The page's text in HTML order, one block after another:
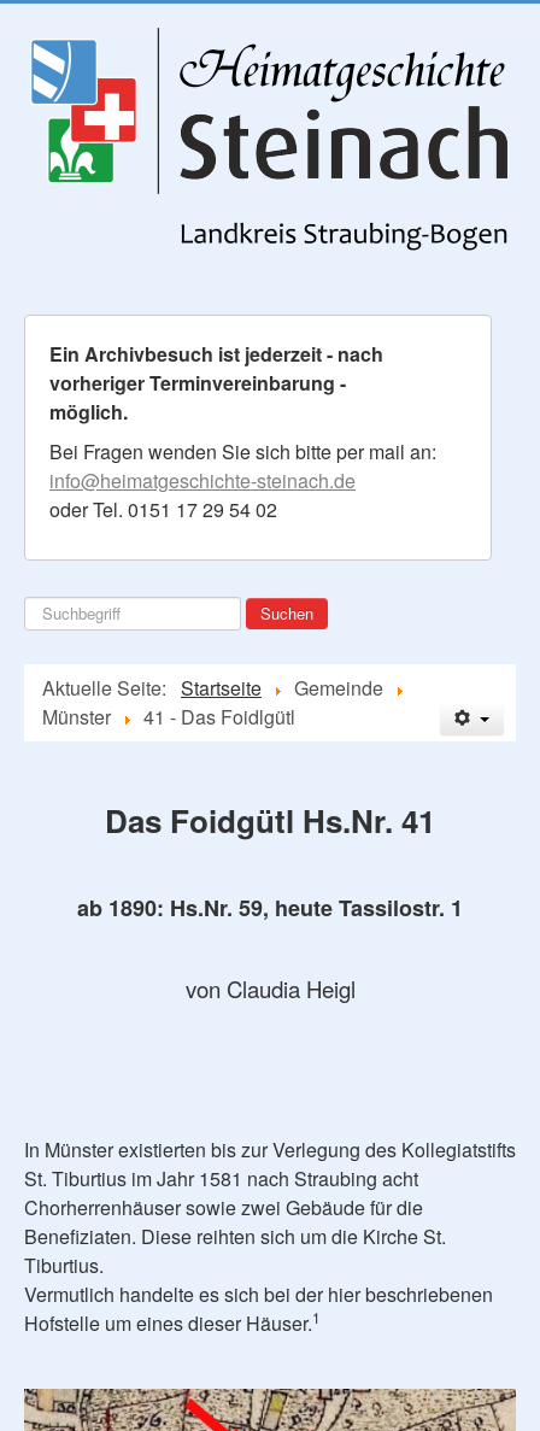
Ein Archivbesuch ist jederzeit - nach
vorheriger Terminvereinbarung -
möglich.
Bei Fragen wenden Sie sich bitte per mail an:
info@heimatgeschichte-steinach.de
oder Tel. 0151 17 29 54 02
Suchen
...
Suchen
Aktuelle Seite: Startseite
Gemeinde
Münster
41 - Das Foidlgütl
Das Foidgütl Hs.Nr. 41
ab 1890: Hs.Nr. 59, heute Tassilostr. 1
von Claudia Heigl
In Münster existierten bis zur Verlegung des Kollegiatstifts
St. Tiburtius im Jahr 1581 nach Straubing acht
Chorherrenhäuser sowie zwei Gebäude für die
Benefiziaten. Diese reihten sich um die Kirche St.
Tiburtius.
Vermutlich handelte es sich bei der hier beschriebenen
Hofstelle um eines dieser Häuser.1